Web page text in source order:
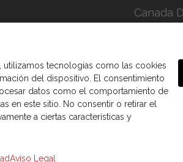
utilizamos tecnologías como las cookies
del dispositivo. El consentimiento
datos como el comportamiento de
en este sitio. No consentir o retirar el
a ciertas características y
Aviso Legal
Canada
Canadá España.